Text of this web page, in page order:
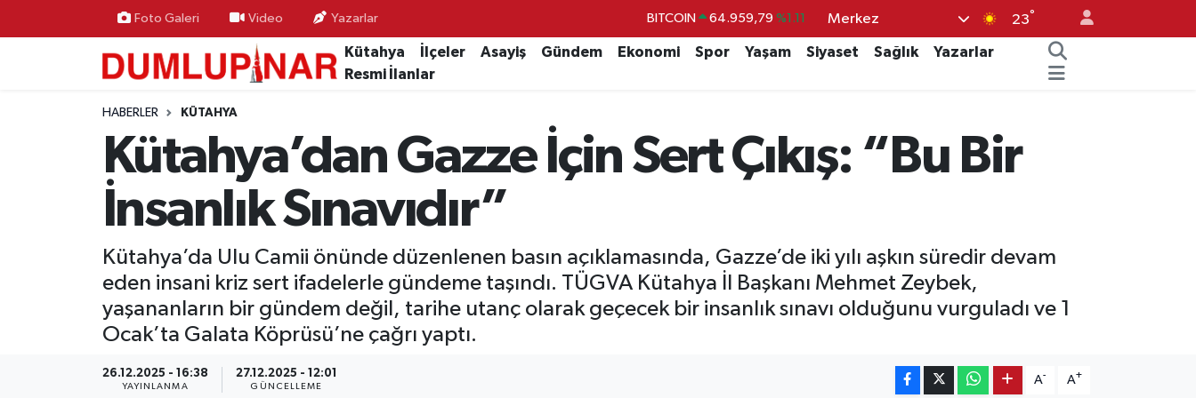
Foto Galeri Video Yazarlar DOLAR 47,7436 %0.18
EURO 55,2510 %0.32
BİST100 13.779 %-14
64.959,79
Merkez 23°
Kütahya İlçeler Asayiş Gündem Ekonomi Spor Yaşam Siyaset Sağlık
Yazarlar
Resmi İlanlar
HABERLER KÜTAHYA
Kütahya’dan Gazze İçin Sert Çıkış: “Bu Bir
İnsanlık Sınavıdır”
Kütahya’da Ulu Camii önünde düzenlenen basın açıklamasında, Gazze’de iki yılı aşkın süredir devam
eden insani kriz sert ifadelerle gündeme taşındı. TÜGVA Kütahya İl Başkanı Mehmet Zeybek,
yaşananların bir gündem değil, tarihe utanç olarak geçecek bir insanlık sınavı olduğunu vurguladı ve 1
Ocak’ta Galata Köprüsü’ne çağrı yaptı.
26.12.2025 - 16:38
YAYINLANMA
27.12.2025 - 12:01
GÜNCELLEME
A- A+
Ekonomi
Kütahya Hava Durumu
Kütahya Trafik Yoğunluk Haritası
Süper Lig Puan Durumu ve Fikstür
Tüm Manşetler
Son Dakika Haberleri
Haber Arşivi